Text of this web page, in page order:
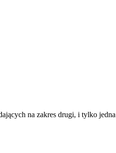
na zakres drugi, i tylko